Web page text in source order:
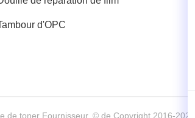
d'OPC
de toner Fournisseur. © de Copyright 2016-